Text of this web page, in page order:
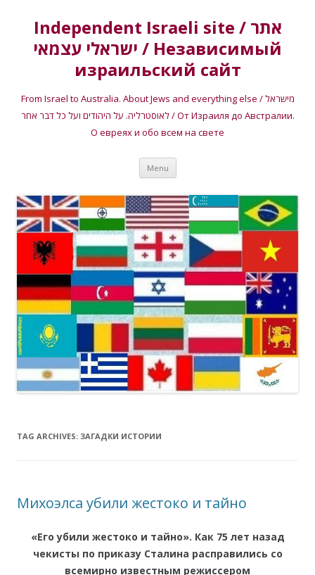
Independent Israeli site / אתר
ישראלי עצמאי / Независимый
израильский сайт
From Israel to Australia. About Jews and everything else / מישראל
לאוסטרליה. על היהודים ועל כל דבר אחר / От Израиля до Австралии.
О евреях и обо всем на свете
Menu Skip
content
TAG ARCHIVES: ЗАГАДКИ ИСТОРИИ
Михоэлса убили жестоко и тайно
«Его убили жестоко и тайно». Как 75 лет назад
чекисты по приказу Сталина расправились со
всемирно известным режиссером